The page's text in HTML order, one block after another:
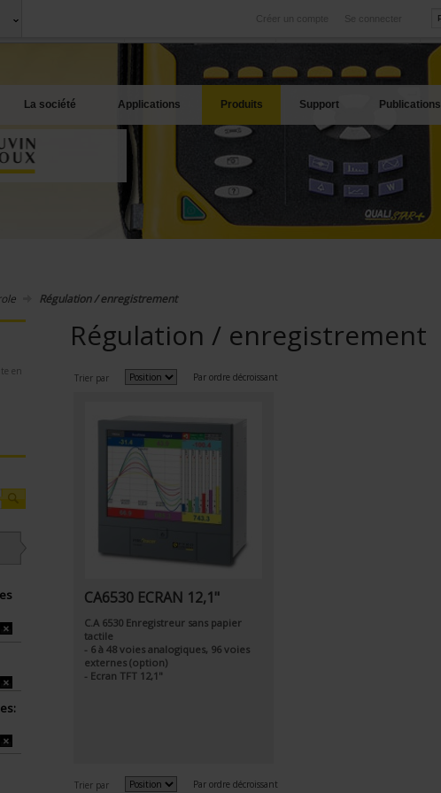
Se connecter
Créer un compte
International
Nos filiales à l'étranger
Nos meilleures offres
La société Applications Produits Support Publications
Régulation / enregistrement
en
Régulation / enregistrement
Trier par Par ordre décroissant
CA6530 ECRAN 12,1"
C.A 6530 Enregistreur sans papier
tactile
- 6 à 48 voies analogiques, 96 voies
externes (option)
- Ecran TFT 12,1"
Trier par Par ordre décroissant